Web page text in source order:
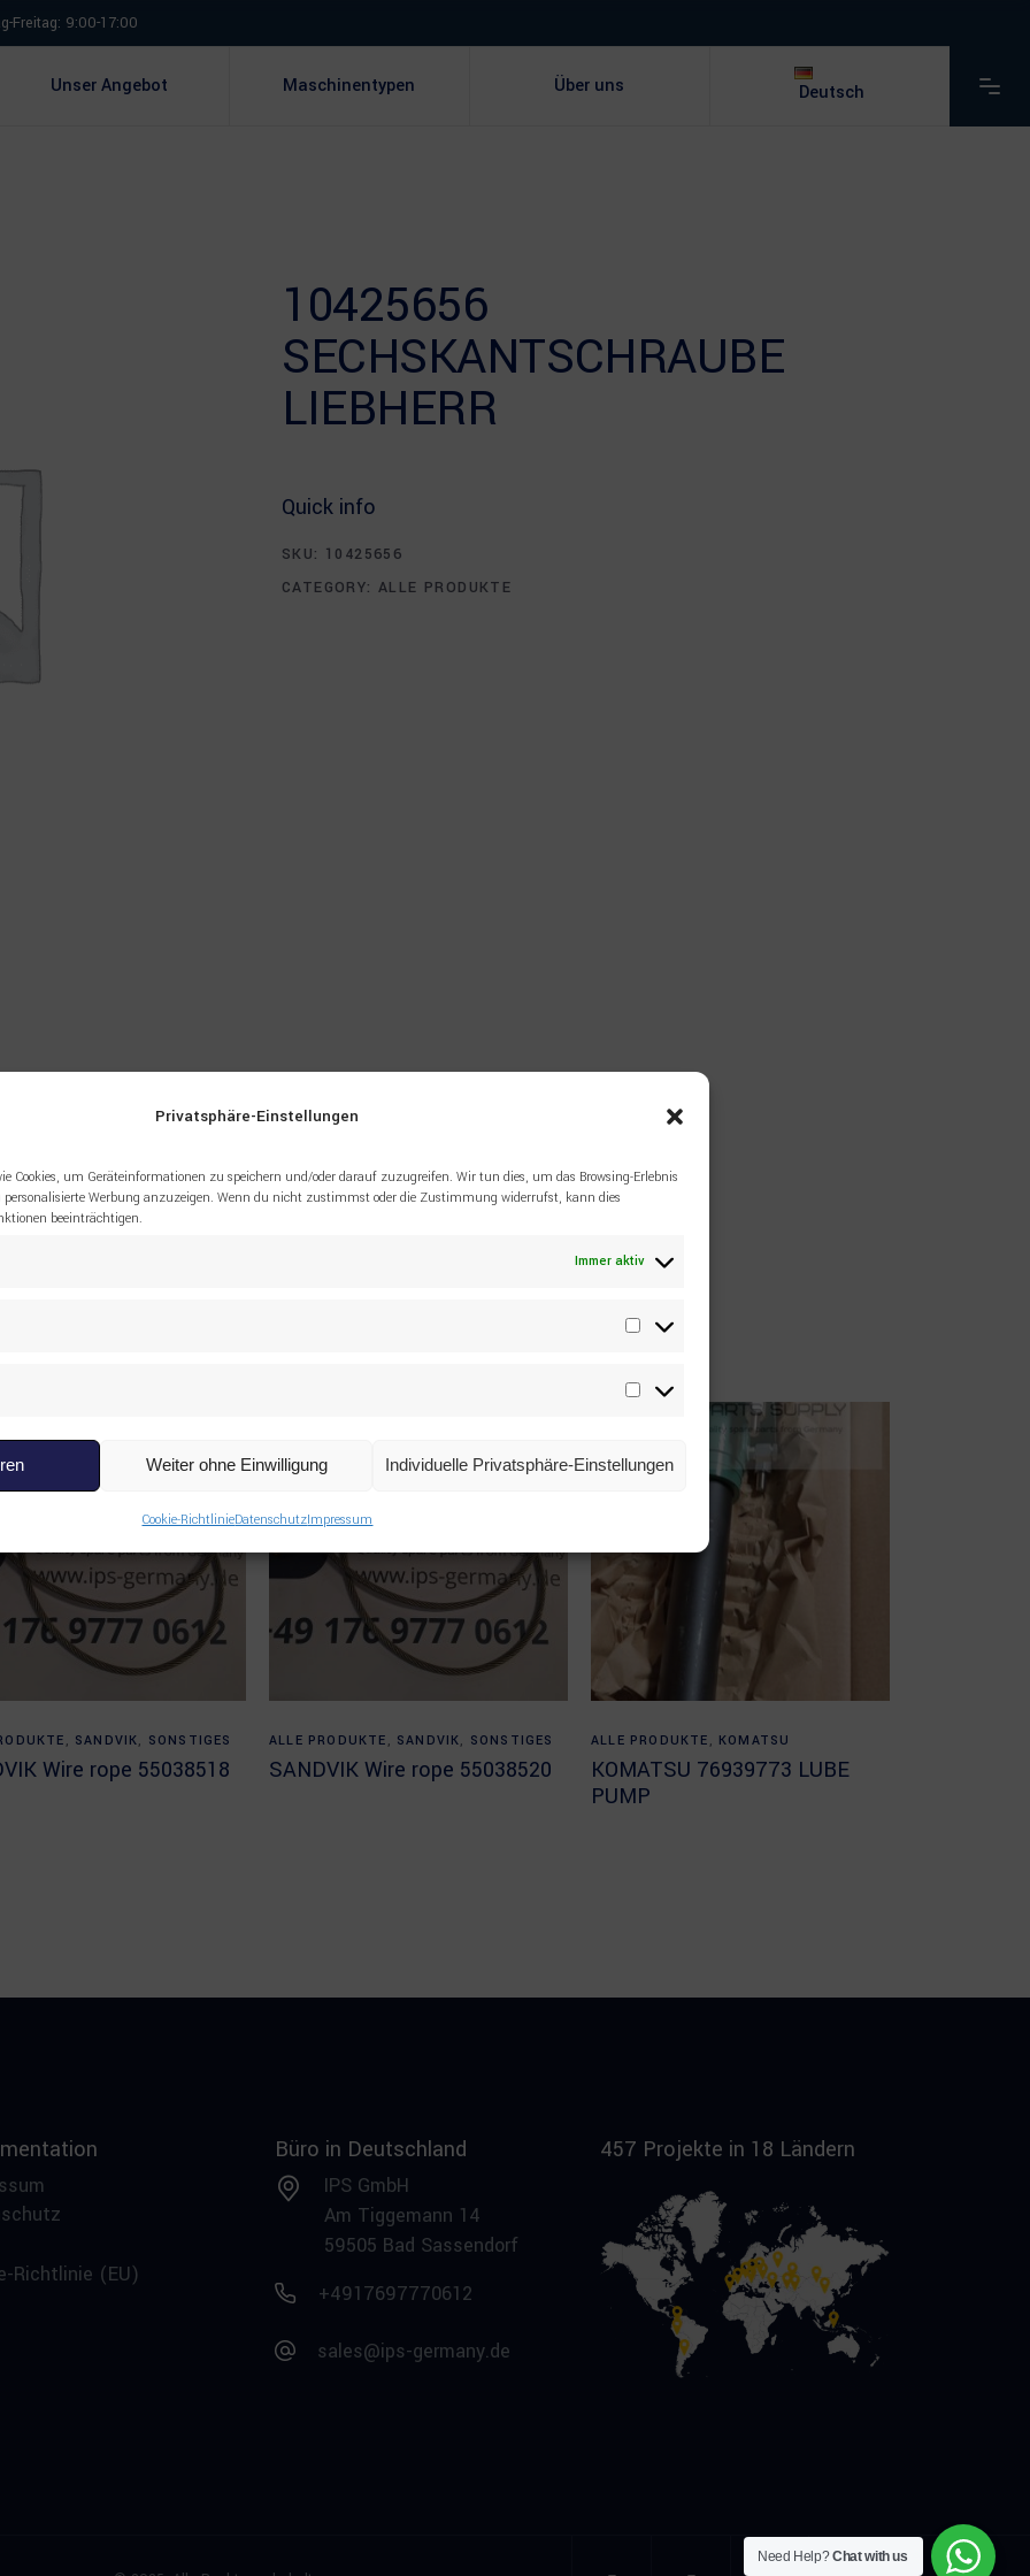
Privatsphäre-Einstellungen
Cookies, um Geräteinformationen zu speichern und/oder darauf zuzugreifen. Wir tun dies, um das Browsing-Erlebnis
Werbung anzuzeigen. Wenn du nicht zustimmst oder die Zustimmung widerrufst, kann dies
beeinträchtigen.
Immer aktiv
Statistiken
Marketing
Weiter ohne Einwilligung Individuelle Privatsphäre-Einstellungen
Cookie-RichtlinieDatenschutzImpressum
Freitag: 9:00-17:00
Unser Angebot Maschinentypen Über uns Deutsch
10425656
SECHSKANTSCHRAUBE
LIEBHERR
Quick info
SKU: 10425656
CATEGORY:ALLE PRODUKTE
LIEBHERR”
Read more
, SANDVIK, SONSTIGES
Wire rope 55038518
Read more
ALLE PRODUKTE , SANDVIK, SONSTIGES
SANDVIK Wire rope 55038520
Read more
ALLE PRODUKTE , KOMATSU
KOMATSU 76939773 LUBE
PUMP
Richtlinie (EU)
Büro in Deutschland
IPS GmbH
Am Tiggemann 14
59505 Bad Sassendorf
+4917697770612
sales@ips-germany.de
457 Projekte in 18 Ländern
Need Help?Chat with us